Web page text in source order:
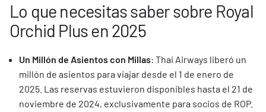
Lo que necesitas saber sobre Royal
Orchid Plus en 2025
Un Millón de Asientos con Millas: Thai Airways liberó un
millón de asientos para viajar desde el 1 de enero de
2025. Las reservas estuvieron disponibles hasta el 21 de
noviembre de 2024, exclusivamente para socios de ROP.